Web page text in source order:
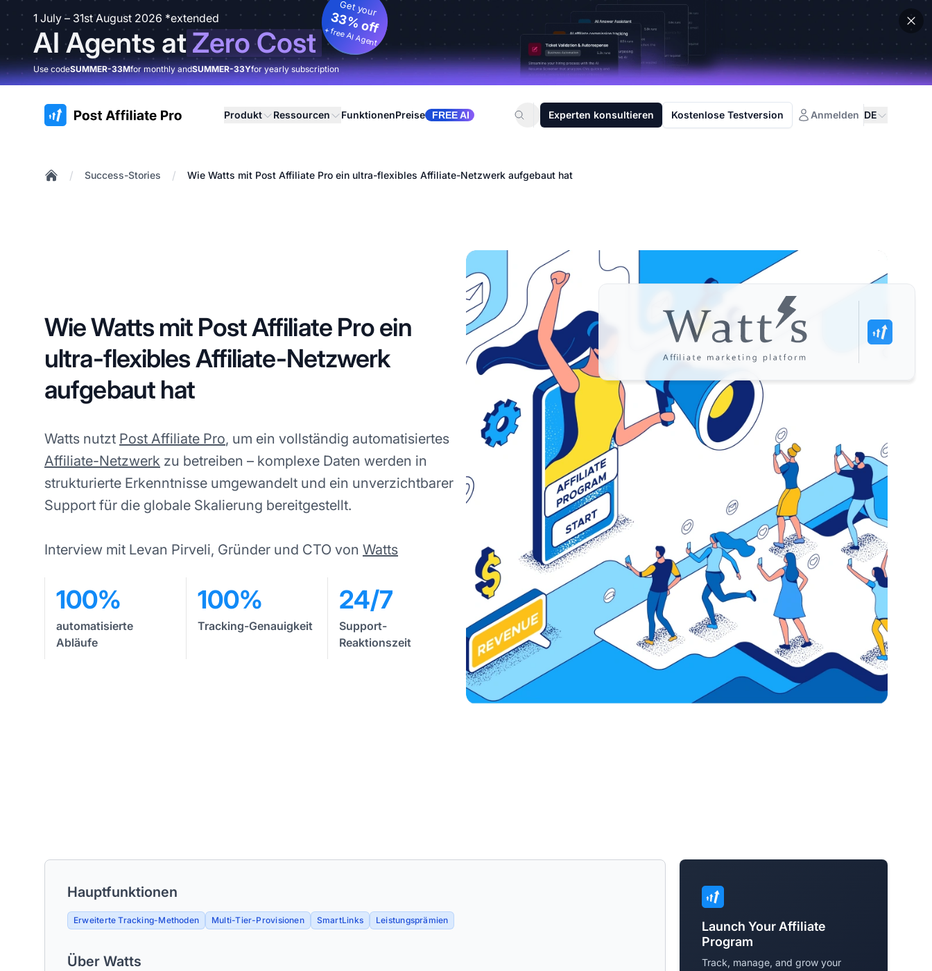
1 July – 31st August 2026 *extended
AI Agents atZero Cost
Get your
33% off
+ free AI Agent
Use codeSUMMER-33Mfor monthly andSUMMER-33Yfor yearly subscription
:site.title Produkt Ressourcen FunktionenPreise FREE AI Experten konsultieren Kostenlose Testversion Anmelden DE
/ Success-Stories / Wie Watts mit Post Affiliate Pro ein ultra-flexibles Affiliate-Netzwerk aufgebaut hat
Wie Watts mit Post Affiliate Pro ein
ultra-flexibles Affiliate-Netzwerk
aufgebaut hat
Watts nutzt Post Affiliate Pro, um ein vollständig automatisiertes
Affiliate-Netzwerk zu betreiben – komplexe Daten werden in
strukturierte Erkenntnisse umgewandelt und ein unverzichtbarer
Support für die globale Skalierung bereitgestellt.
Interview mit Levan Pirveli, Gründer und CTO von Watts
100%
automatisierte
Abläufe
100%
Tracking-Genauigkeit
24/7
Support-
Reaktionszeit
Hauptfunktionen
Erweiterte Tracking-Methoden Multi-Tier-Provisionen SmartLinks Leistungsprämien
Über Watts
Launch Your Affiliate
Program
Track, manage, and grow your